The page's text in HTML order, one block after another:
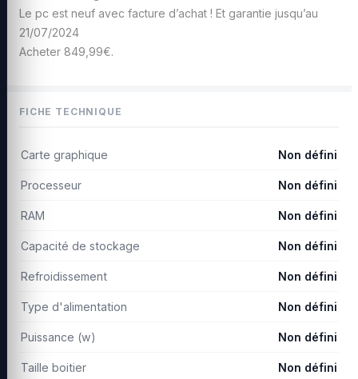
Le pc est neuf avec facture d’achat ! Et garantie jusqu’au
21/07/2024
Acheter 849,99€.
FICHE TECHNIQUE
Carte graphique Non défini
Processeur Non défini
RAM Non défini
Capacité de stockage Non défini
Refroidissement Non défini
Type d'alimentation Non défini
Puissance (w) Non défini
Taille boitier Non défini